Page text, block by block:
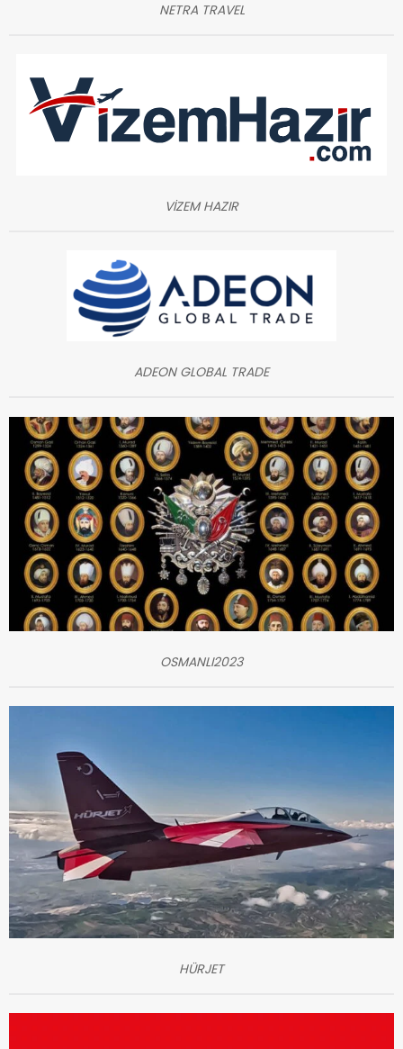
NETRA TRAVEL
VİZEM HAZIR
ADEON GLOBAL TRADE
OSMANLI2023
HÜRJET